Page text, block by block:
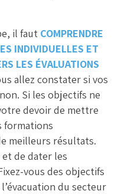
il faut COMPRENDRE
INDIVIDUELLES ET
LES ÉVALUATIONS
allez constater si vos
Si les objectifs ne
devoir de mettre
formations
meilleurs résultats.
et de dater les
vous des objectifs
du secteur